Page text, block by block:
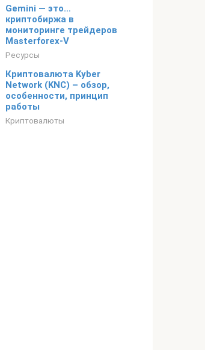
Gemini — это…
криптобиржа в
мониторинге трейдеров
Masterforex-V
Ресурсы
Криптовалюта Kyber
Network (KNC) – обзор,
особенности, принцип
работы
Криптовалюты